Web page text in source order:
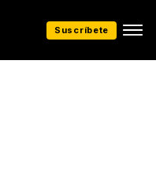
Suscríbete